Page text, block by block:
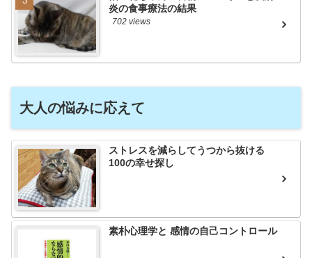
炎の食事療法の結果
702 views
大人の悩みに応えて
ストレスを減らしてうつから抜ける
100の幸せ探し
素朴心理学と 感情の自己コントロール